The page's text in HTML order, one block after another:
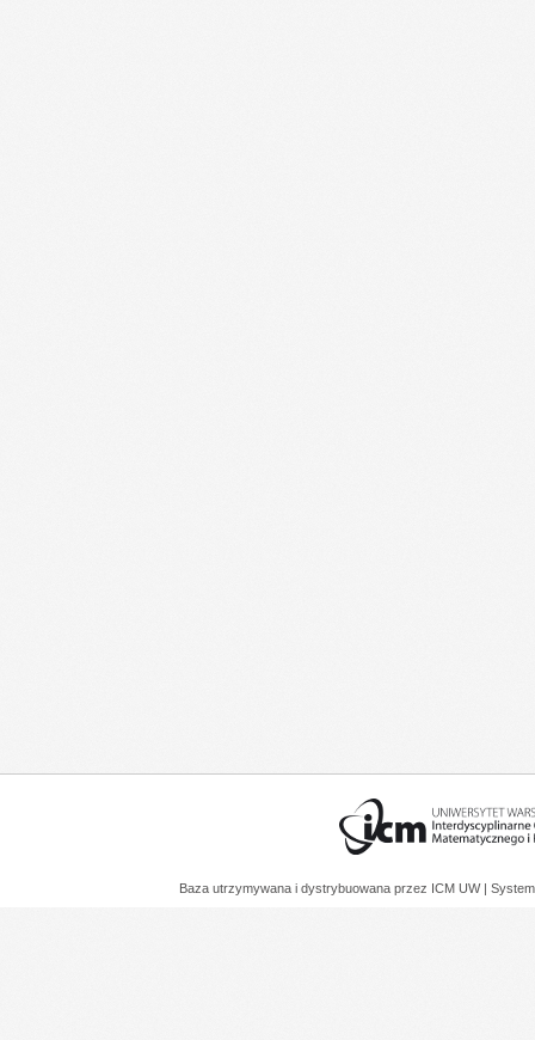
Baza utrzymywana i dystrybuowana przez ICM UW |